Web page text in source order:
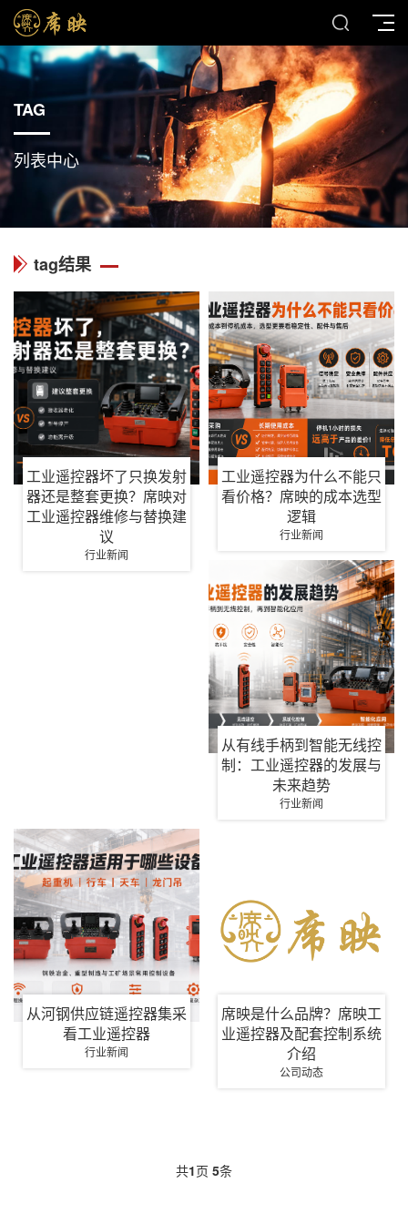
TAG
列表中心
tag结果
工业遥控器坏了只换发射
器还是整套更换？席映对
工业遥控器维修与替换建
议
行业新闻
工业遥控器为什么不能只
看价格？席映的成本选型
逻辑
行业新闻
从有线手柄到智能无线控
制：工业遥控器的发展与
未来趋势
行业新闻
从河钢供应链遥控器集采
看工业遥控器
行业新闻
席映是什么品牌？席映工
业遥控器及配套控制系统
介绍
公司动态
共1页 5条